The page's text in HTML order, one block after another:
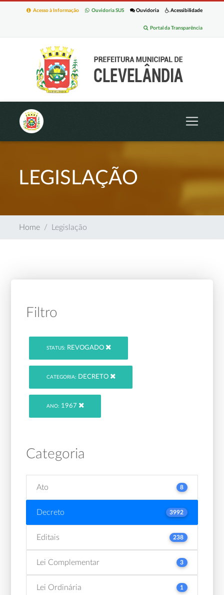
Acessibilidade
Ouvidoria
Ouvidoria SUS
Acesso à Informação
Portal da Transparência
LEGISLAÇÃO
Home Legislação
Filtro
STATUS: REVOGADO
CATEGORIA: DECRETO
ANO: 1967
Categoria
Ato 8
Decreto 3992
Editais 238
Lei Complementar 3
Lei Ordinária 1